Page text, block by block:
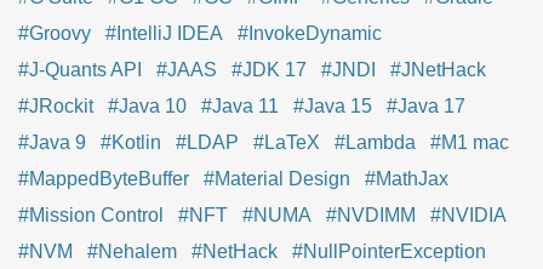
#Groovy
#IntelliJ IDEA
#InvokeDynamic
#J-Quants API
#JAAS #JDK 17 #JNDI
#JNetHack
#JRockit
#Java 10 #Java 11 #Java 15
#Java 17
#Java 9
#Kotlin #LDAP #LaTeX #Lambda
#M1 mac
#MappedByteBuffer
#Material Design
#MathJax
#Mission Control
#NFT #NUMA #NVDIMM
#NVIDIA
#NVM
#Nehalem #NetHack
#NullPointerException